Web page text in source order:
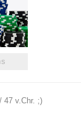
47 v.Chr. ;)